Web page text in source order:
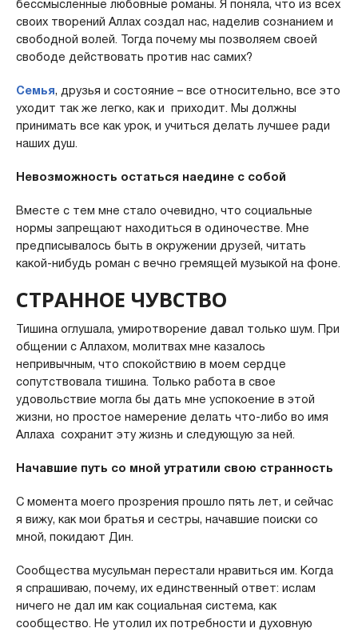
бессмысленные любовные романы. Я поняла, что из всех
своих творений Аллах создал нас, наделив сознанием и
свободной волей. Тогда почему мы позволяем своей
свободе действовать против нас самих?
Семья, друзья и состояние – все относительно, все это
уходит так же легко, как и приходит. Мы должны
принимать все как урок, и учиться делать лучшее ради
наших душ.
Невозможность остаться наедине с собой
Вместе с тем мне стало очевидно, что социальные
нормы запрещают находиться в одиночестве. Мне
предписывалось быть в окружении друзей, читать
какой-нибудь роман с вечно гремящей музыкой на фоне.
СТРАННОЕ ЧУВСТВО
Тишина оглушала, умиротворение давал только шум. При
общении с Аллахом, молитвах мне казалось
непривычным, что спокойствию в моем сердце
сопутствовала тишина. Только работа в свое
удовольствие могла бы дать мне успокоение в этой
жизни, но простое намерение делать что-либо во имя
Аллаха сохранит эту жизнь и следующую за ней.
Начавшие путь со мной утратили свою странность
С момента моего прозрения прошло пять лет, и сейчас
я вижу, как мои братья и сестры, начавшие поиски со
мной, покидают Дин.
Сообщества мусульман перестали нравиться им. Когда
я спрашиваю, почему, их единственный ответ: ислам
ничего не дал им как социальная система, как
сообщество. Не утолил их потребности и духовную